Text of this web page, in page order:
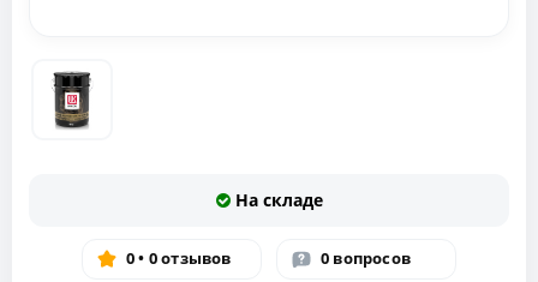
На складе
0 • 0 отзывов 0 вопросов